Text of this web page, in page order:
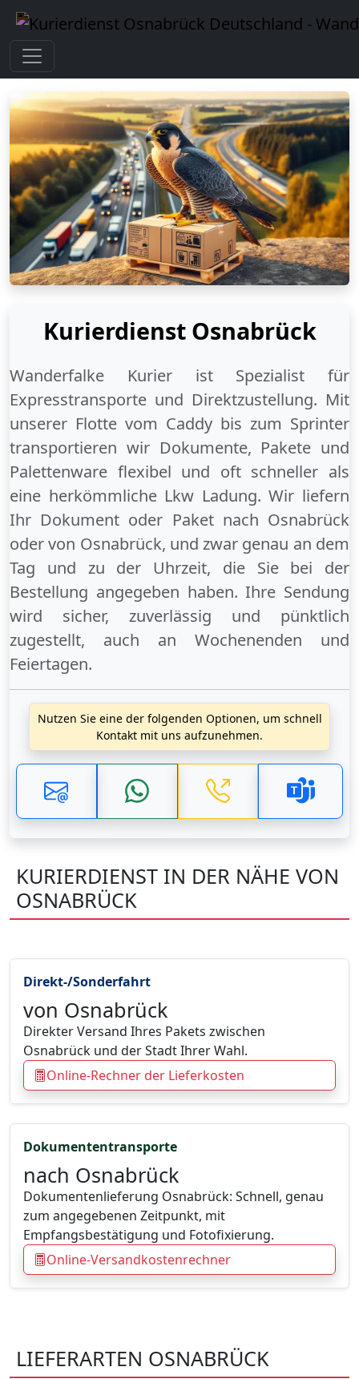
Kurierdienst Osnabrück
Wanderfalke Kurier ist Spezialist für
Expresstransporte und Direktzustellung. Mit
unserer Flotte vom Caddy bis zum Sprinter
transportieren wir Dokumente, Pakete und
Palettenware flexibel und oft schneller als
eine herkömmliche Lkw Ladung. Wir liefern
Ihr Dokument oder Paket nach Osnabrück
odervon Osnabrück, und zwar genau an dem
Tag und zu der Uhrzeit, die Sie bei der
Bestellung angegeben haben. Ihre Sendung
wird sicher, zuverlässig und pünktlich
zugestellt, auch an Wochenenden und
Feiertagen.
Nutzen Sie eine der folgenden Optionen, um schnell
Kontakt mit uns aufzunehmen.
KURIERDIENST IN DER NÄHE VON
OSNABRÜCK
Direkt-/Sonderfahrt
von Osnabrück
Direkter Versand Ihres Pakets zwischen
Osnabrück und der Stadt Ihrer Wahl.
Online-Rechner der Lieferkosten
Dokumententransporte
nach Osnabrück
Dokumentenlieferung Osnabrück: Schnell, genau
zum angegebenen Zeitpunkt, mit
Empfangsbestätigung und Fotofixierung.
Online-Versandkostenrechner
LIEFERARTEN OSNABRÜCK